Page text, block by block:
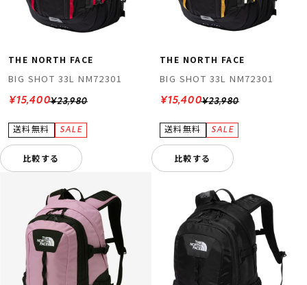
THE NORTH FACE
BIG SHOT 33L NM72301
¥23,980
¥15,400
比較する
THE NORTH FACE
BIG SHOT 33L NM72301
¥23,980
¥15,400
比較する